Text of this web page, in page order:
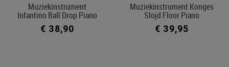
Muziekinstrument
Infantino Ball Drop Piano
€ 38,90
Muziekinstrument Konges
Slojd Floor Piano
€ 39,95